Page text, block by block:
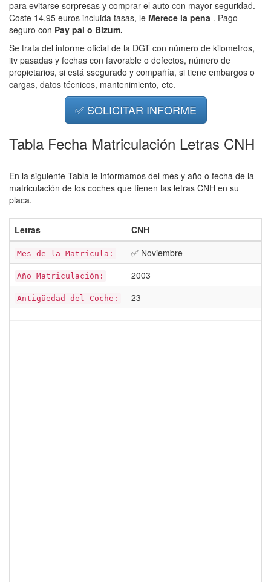
para evitarse sorpresas y comprar el auto con mayor seguridad.
Coste 14,95 euros incluida tasas, le Merece la pena . Pago
seguro con Pay pal o Bizum.
Se trata del informe oficial de la DGT con número de kilometros,
itv pasadas y fechas con favorable o defectos, número de
propietarios, si está ssegurado y compañía, si tiene embargos o
cargas, datos técnicos, mantenimiento, etc.
✅ SOLICITAR INFORME
Tabla Fecha Matriculación Letras CNH
En la siguiente Tabla le informamos del mes y año o fecha de la
matriculación de los coches que tienen las letras CNH en su
placa.
Letras CNH
Mes de la Matrícula: ✅ Noviembre
Año Matriculación: 2003
Antigüedad del Coche: 23